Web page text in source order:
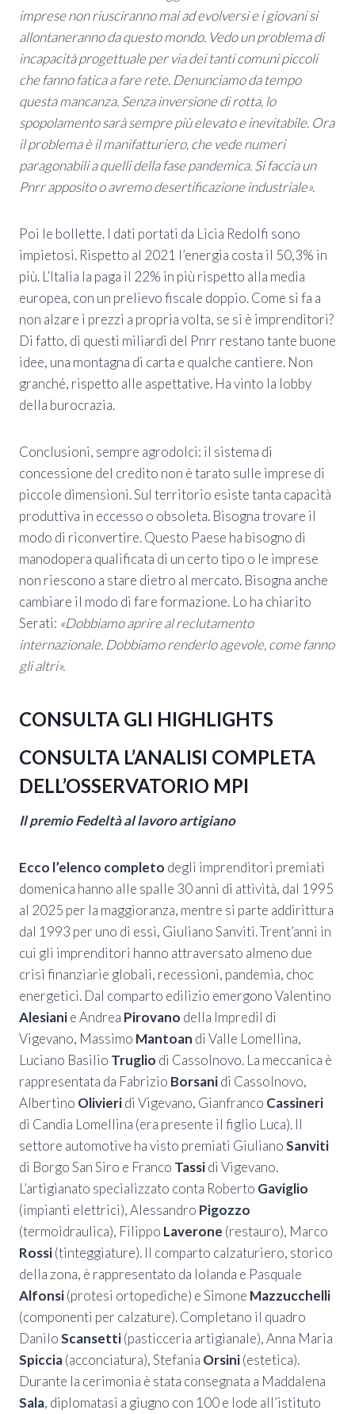
imprese non riusciranno mai ad evolversi e i giovani si
allontaneranno da questo mondo. Vedo un problema di
incapacità progettuale per via dei tanti comuni piccoli
che fanno fatica a fare rete. Denunciamo da tempo
questa mancanza. Senza inversione di rotta, lo
spopolamento sarà sempre più elevato e inevitabile. Ora
il problema è il manifatturiero, che vede numeri
paragonabili a quelli della fase pandemica. Si faccia un
Pnrr apposito o avremo desertificazione industriale».
Poi le bollette. I dati portati da Licia Redolfi sono
impietosi. Rispetto al 2021 l’energia costa il 50,3% in
più. L’Italia la paga il 22% in più rispetto alla media
europea, con un prelievo fiscale doppio. Come si fa a
non alzare i prezzi a propria volta, se si è imprenditori?
Di fatto, di questi miliardi del Pnrr restano tante buone
idee, una montagna di carta e qualche cantiere. Non
granché, rispetto alle aspettative. Ha vinto la lobby
della burocrazia.
Conclusioni, sempre agrodolci: il sistema di
concessione del credito non è tarato sulle imprese di
piccole dimensioni. Sul territorio esiste tanta capacità
produttiva in eccesso o obsoleta. Bisogna trovare il
modo di riconvertire. Questo Paese ha bisogno di
manodopera qualificata di un certo tipo o le imprese
non riescono a stare dietro al mercato. Bisogna anche
cambiare il modo di fare formazione. Lo ha chiarito
Serati: «Dobbiamo aprire al reclutamento
internazionale. Dobbiamo renderlo agevole, come fanno
gli altri».
CONSULTA GLI HIGHLIGHTS
CONSULTA L’ANALISI COMPLETA
DELL’OSSERVATORIO MPI
Il premio Fedeltà al lavoro artigiano
Ecco l’elenco completo degli imprenditori premiati
domenica hanno alle spalle 30 anni di attività, dal 1995
al 2025 per la maggioranza, mentre si parte addirittura
dal 1993 per uno di essi, Giuliano Sanviti. Trent’anni in
cui gli imprenditori hanno attraversato almeno due
crisi finanziarie globali, recessioni, pandemia, choc
energetici. Dal comparto edilizio emergono Valentino
Alesianie Andrea Pirovano della Impredil di
Vigevano, Massimo Mantoan di Valle Lomellina,
Luciano Basilio Truglio di Cassolnovo. La meccanica è
rappresentata da Fabrizio Borsanidi Cassolnovo,
Albertino Olivieridi Vigevano, Gianfranco Cassineri
di Candia Lomellina (era presente il figlio Luca). Il
settore automotive ha visto premiati GiulianoSanviti
di Borgo San Siro e Franco Tassidi Vigevano.
L’artigianato specializzato conta Roberto Gaviglio
(impianti elettrici), Alessandro Pigozzo
(termoidraulica), Filippo Laverone (restauro), Marco
Rossi(tinteggiature). Il comparto calzaturiero, storico
della zona, è rappresentato da Iolanda e Pasquale
Alfonsi(protesi ortopediche) e Simone Mazzucchelli
(componenti per calzature). Completano il quadro
DaniloScansetti(pasticceria artigianale), Anna Maria
Spiccia(acconciatura), Stefania Orsini(estetica).
Durante la cerimonia è stata consegnata a Maddalena
Sala, diplomatasi a giugno con 100 e lode all’istituto